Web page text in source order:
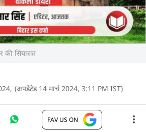
की सियासत
(अपडेटेड 14 मार्च 2024, 3:11 PM IST)
FAV US ON